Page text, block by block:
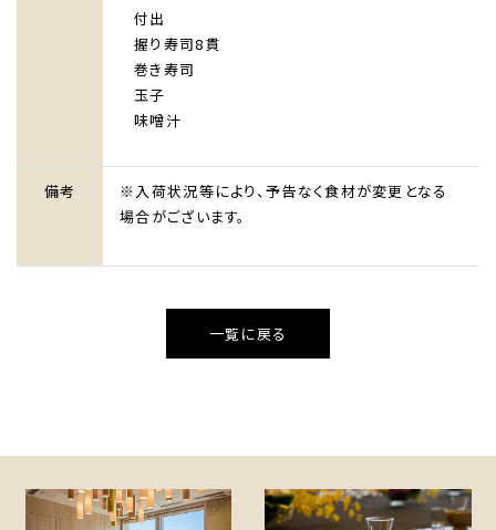
付出
握り寿司8貫
巻き寿司
玉子
味噌汁
備考
※入荷状況等により、予告なく食材が変更となる
場合がございます。
一覧に戻る